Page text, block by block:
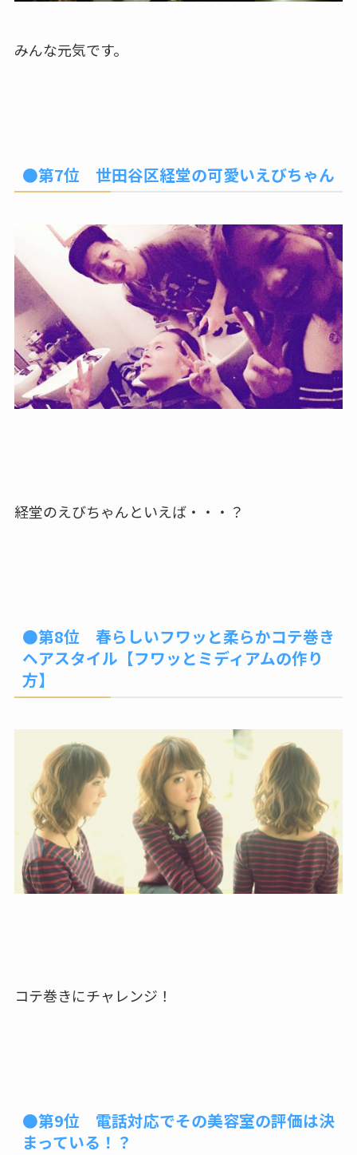
みんな元気です。
●第7位 世田谷区経堂の可愛いえびちゃん
経堂のえびちゃんといえば・・・？
●第8位 春らしいフワッと柔らかコテ巻き
ヘアスタイル【フワッとミディアムの作り
方】
コテ巻きにチャレンジ！
●第9位 電話対応でその美容室の評価は決
まっている！？